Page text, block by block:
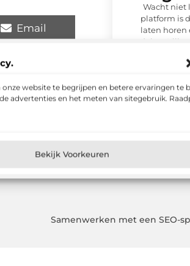
website te begrijpen en betere ervaringen te
advertenties en het meten van sitegebruik.
Bekijk Voorkeuren
Email
Wacht niet
platform is
laten horen
delen. Klik
eerste stap
Samenwerken met een SEO-